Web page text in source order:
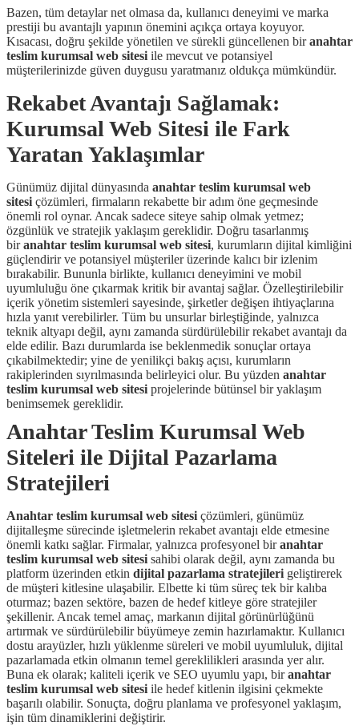
Bazen, tüm detaylar net olmasa da, kullanıcı deneyimi ve marka
prestiji bu avantajlı yapının önemini açıkça ortaya koyuyor.
Kısacası, doğru şekilde yönetilen ve sürekli güncellenen biranahtar
teslim kurumsal web sitesi ile mevcut ve potansiyel
müşterilerinizde güven duygusu yaratmanız oldukça mümkündür.
Rekabet Avantajı Sağlamak:
Kurumsal Web Sitesi ile Fark
Yaratan Yaklaşımlar
Günümüz dijital dünyasında anahtar teslim kurumsal web
sitesi çözümleri, firmaların rekabette bir adım öne geçmesinde
önemli rol oynar. Ancak sadece siteye sahip olmak yetmez;
özgünlük ve stratejik yaklaşım gereklidir. Doğru tasarlanmış
biranahtar teslim kurumsal web sitesi, kurumların dijital kimliğini
güçlendirir ve potansiyel müşteriler üzerinde kalıcı bir izlenim
bırakabilir. Bununla birlikte, kullanıcı deneyimini ve mobil
uyumluluğu öne çıkarmak kritik bir avantaj sağlar. Özelleştirilebilir
içerik yönetim sistemleri sayesinde, şirketler değişen ihtiyaçlarına
hızla yanıt verebilirler. Tüm bu unsurlar birleştiğinde, yalnızca
teknik altyapı değil, aynı zamanda sürdürülebilir rekabet avantajı da
elde edilir. Bazı durumlarda ise beklenmedik sonuçlar ortaya
çıkabilmektedir; yine de yenilikçi bakış açısı, kurumların
rakiplerinden sıyrılmasında belirleyici olur. Bu yüzden anahtar
teslim kurumsal web sitesi projelerinde bütünsel bir yaklaşım
benimsemek gereklidir.
Anahtar Teslim Kurumsal Web
Siteleri ile Dijital Pazarlama
Stratejileri
Anahtar teslim kurumsal web sitesi çözümleri, günümüz
dijitalleşme sürecinde işletmelerin rekabet avantajı elde etmesine
önemli katkı sağlar. Firmalar, yalnızca profesyonel biranahtar
teslim kurumsal web sitesi sahibi olarak değil, aynı zamanda bu
platform üzerinden etkin dijital pazarlama stratejileri geliştirerek
de müşteri kitlesine ulaşabilir. Elbette ki tüm süreç tek bir kalıba
oturmaz; bazen sektöre, bazen de hedef kitleye göre stratejiler
şekillenir. Ancak temel amaç, markanın dijital görünürlüğünü
artırmak ve sürdürülebilir büyümeye zemin hazırlamaktır. Kullanıcı
dostu arayüzler, hızlı yüklenme süreleri ve mobil uyumluluk, dijital
pazarlamada etkin olmanın temel gereklilikleri arasında yer alır.
Buna ek olarak; kaliteli içerik ve SEO uyumlu yapı, biranahtar
teslim kurumsal web sitesi ile hedef kitlenin ilgisini çekmekte
başarılı olabilir. Sonuçta, doğru planlama ve profesyonel yaklaşım,
işin tüm dinamiklerini değiştirir.